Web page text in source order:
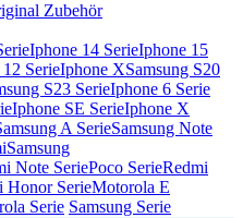
Zubehör
Iphone 14 SerieIphone 15
SerieIphone XSamsung S20
S23 SerieIphone 6 Serie
Iphone SE SerieIphone X
A SerieSamsung Note
Samsung
Note SeriePoco SerieRedmi
Honor SerieMotorola E
Serie Samsung Serie